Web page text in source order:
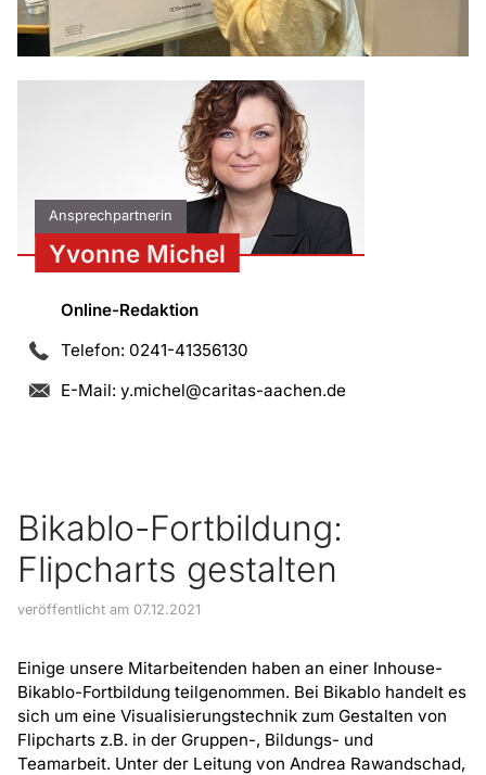
Bikablo-Fortbildung:
Flipcharts gestalten
veröffentlicht am 07.12.2021
Einige unsere Mitarbeitenden haben an einer Inhouse-
Bikablo-Fortbildung teilgenommen. Bei Bikablo handelt es
sich um eine Visualisierungstechnik zum Gestalten von
Flipcharts z.B. in der Gruppen-, Bildungs- und
Teamarbeit. Unter der Leitung von Andrea Rawandschad,
Ansprechpartnerin
Yvonne Michel
Online-Redaktion
Telefon: 0241-41356130
E-Mail: y.michel@caritas-aachen.de